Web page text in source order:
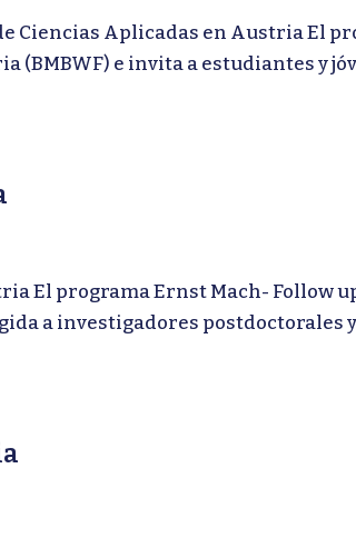
Ciencias Aplicadas en Austria
(BMBWF) e invita a estudiantes y
El programa Ernst Mach-
a investigadores